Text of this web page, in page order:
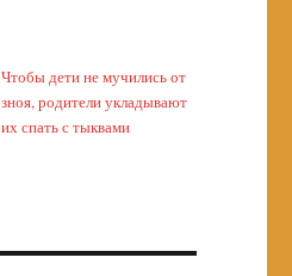
Чтобы дети не мучились от
зноя, родители укладывают
их спать с тыквами